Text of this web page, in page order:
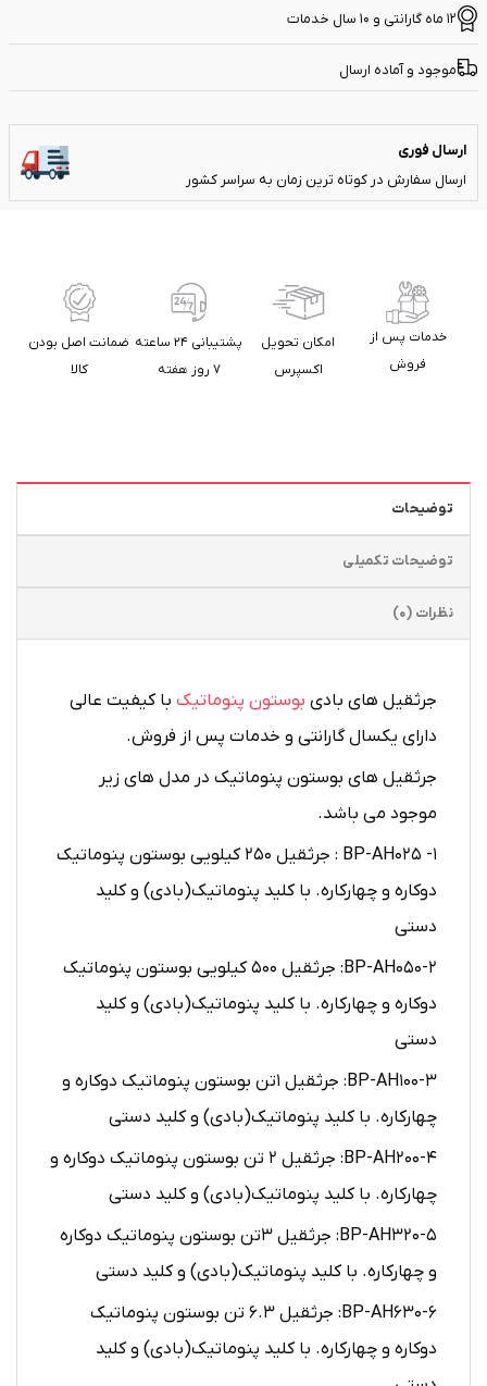
12 ماه گارانتی و 10 سال خدمات
موجود و آماده ارسال
ارسال فوری
ارسال سفارش در کوتاه ترین زمان به سراسر کشور
خدمات پس از
فروش
امکان تحویل
اکسپرس
پشتیبانی ۲۴ ساعته
۷ روز هفته
ضمانت اصل بودن
کالا
توضیحات
توضیحات تکمیلی
نظرات (0)
جرثقیل های بادی بوستون پنوماتیک با کیفیت عالی
دارای یکسال گارانتی و خدمات پس از فروش.
جرثقیل های بوستون پنوماتیک در مدل های زیر
موجود می باشد.
۱- BP-AH025 : جرثقیل ۲۵۰ کیلویی بوستون پنوماتیک
دوکاره و چهارکاره. با کلید پنوماتیک(بادی) و کلید
دستی
۲-BP-AH050: جرثقیل ۵۰۰ کیلویی بوستون پنوماتیک
دوکاره و چهارکاره. با کلید پنوماتیک(بادی) و کلید
دستی
۳-BP-AH100: جرثقیل ۱تن بوستون پنوماتیک دوکاره و
چهارکاره. با کلید پنوماتیک(بادی) و کلید دستی
۴-BP-AH200: جرثقیل ۲ تن بوستون پنوماتیک دوکاره و
چهارکاره. با کلید پنوماتیک(بادی) و کلید دستی
۵-BP-AH320: جرثقیل ۳تن بوستون پنوماتیک دوکاره
و چهارکاره. با کلید پنوماتیک(بادی) و کلید دستی
۶-BP-AH630: جرثقیل ۶.۳ تن بوستون پنوماتیک
دوکاره و چهارکاره. با کلید پنوماتیک(بادی) و کلید